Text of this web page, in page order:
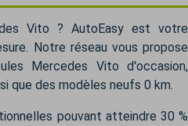
Vito ? AutoEasy est votre
Notre réseau vous propose
Mercedes Vito d'occasion,
que des modèles neufs 0 km.
pouvant atteindre 30 %